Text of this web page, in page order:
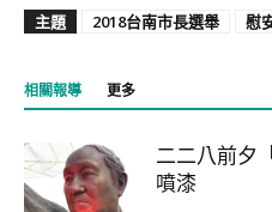
主題 2018台南市長選舉 慰
相關報導 更多
二二八前夕
噴漆